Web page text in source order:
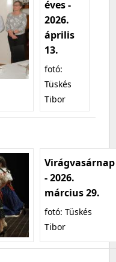
éves -
2026.
április
13.
fotó:
Tüskés
Tibor
Virágvasárnap
- 2026.
március 29.
fotó: Tüskés
Tibor